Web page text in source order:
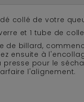
collé de votre
et 1 tube de
de billard,
ensuite à
pour le
l'alignement.